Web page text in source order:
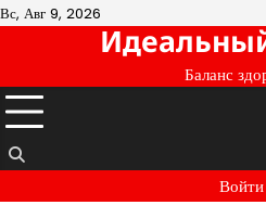
Перейти
Вс, Авг 9, 2026
Баланс
Войти